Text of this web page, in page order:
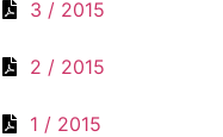
3 / 2015
2 / 2015
1 / 2015